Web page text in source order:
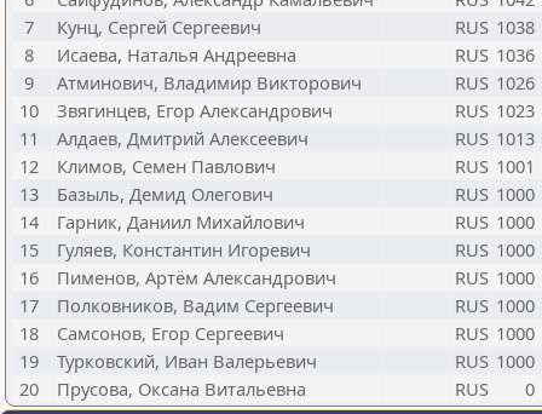
7
Кунц, Сергей Сергеевич RUS 1038
8
Исаева, Наталья Андреевна RUS 1036
9
Атминович, Владимир Викторович RUS 1026
10
Звягинцев, Егор Александрович RUS 1023
11
Алдаев, Дмитрий Алексеевич RUS 1013
12
Климов, Семен Павлович RUS 1001
13
Базыль, Демид Олегович RUS 1000
14
Гарник, Даниил Михайлович RUS 1000
15
Гуляев, Константин Игоревич RUS 1000
16
Пименов, Артём Александрович RUS 1000
17
Полковников, Вадим Сергеевич RUS 1000
18
Самсонов, Егор Сергеевич RUS 1000
19
Турковский, Иван Валерьевич RUS 1000
20
Прусова, Оксана Витальевна RUS 0